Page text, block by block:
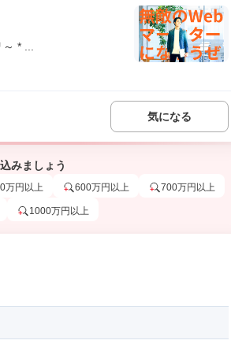
* ...
気になる
みましょう
万円以上 600万円以上 700万円以上
1000万円以上